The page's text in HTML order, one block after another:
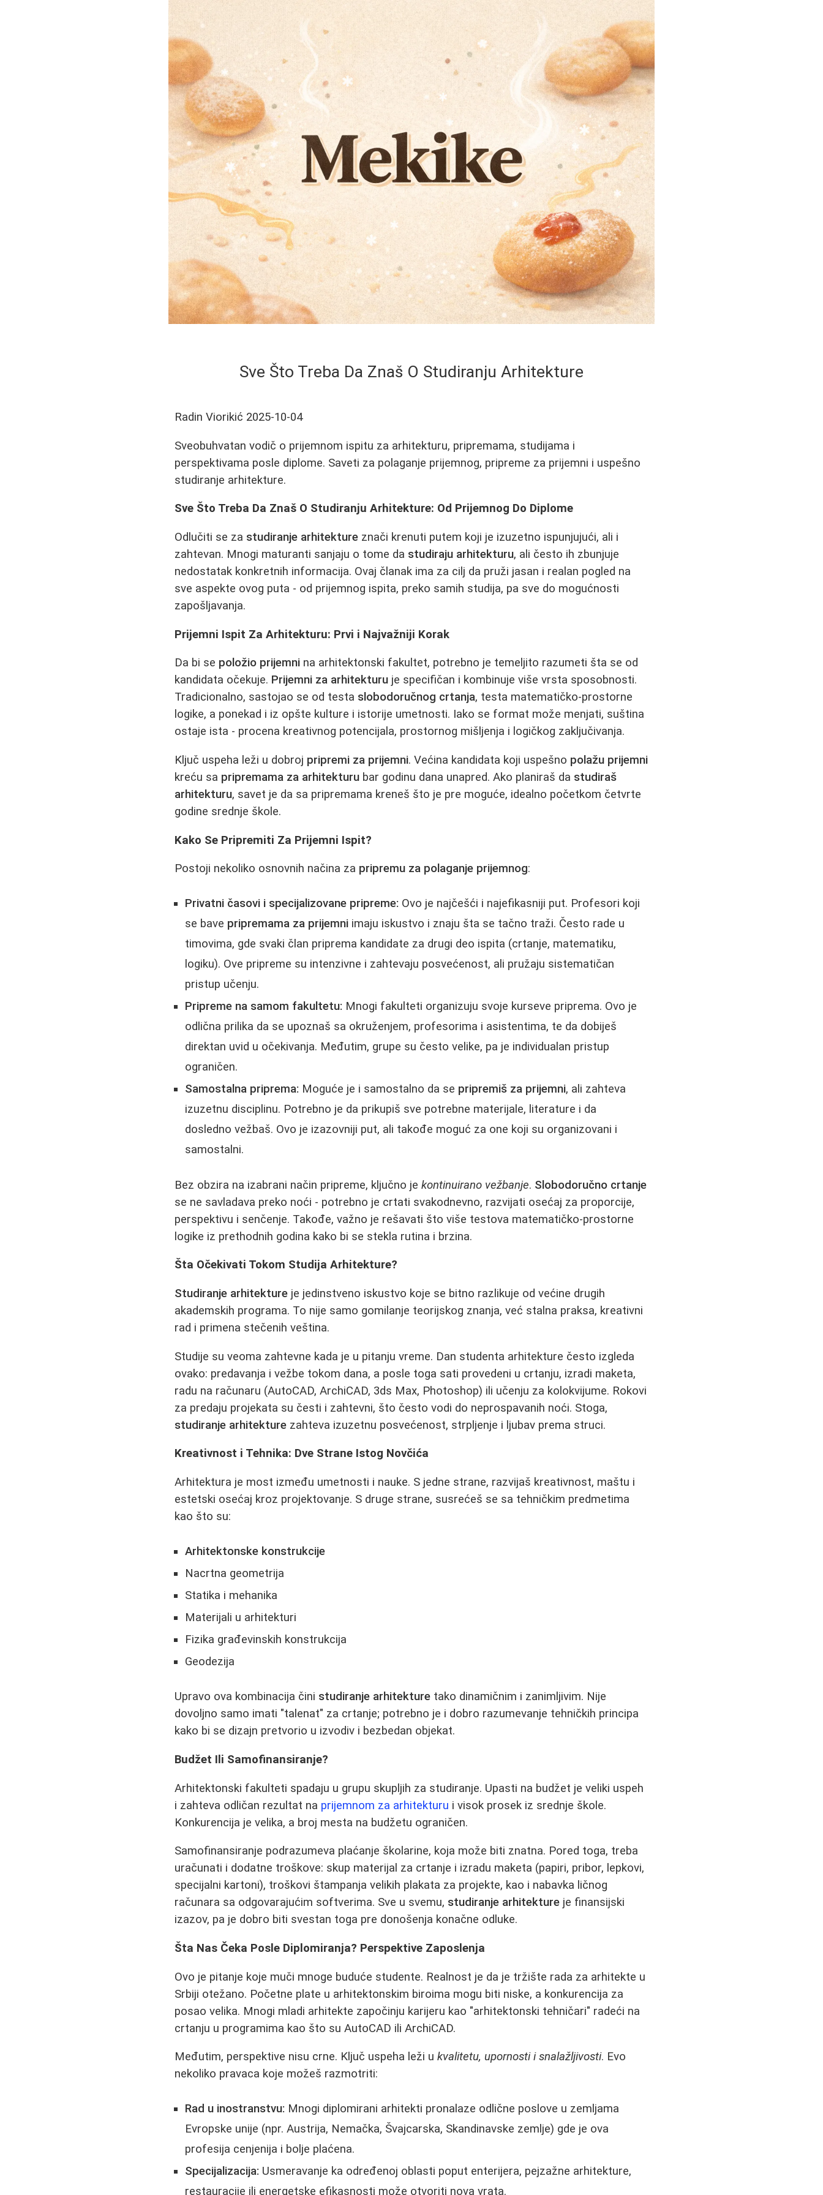
Sve Što Treba Da Znaš O Studiranju Arhitekture
Radin Viorikić 2025-10-04
Sveobuhvatan vodič o prijemnom ispitu za arhitekturu, pripremama, studijama i
perspektivama posle diplome. Saveti za polaganje prijemnog, pripreme za prijemni i uspešno
studiranje arhitekture.
Sve Što Treba Da Znaš O Studiranju Arhitekture: Od Prijemnog Do Diplome
Odlučiti se za studiranje arhitekture znači krenuti putem koji je izuzetno ispunjujući, ali i
zahtevan. Mnogi maturanti sanjaju o tome da studiraju arhitekturu, ali često ih zbunjuje
nedostatak konkretnih informacija. Ovaj članak ima za cilj da pruži jasan i realan pogled na
sve aspekte ovog puta - od prijemnog ispita, preko samih studija, pa sve do mogućnosti
zapošljavanja.
Prijemni Ispit Za Arhitekturu: Prvi i Najvažniji Korak
Da bi se položio prijemni na arhitektonski fakultet, potrebno je temeljito razumeti šta se od
kandidata očekuje. Prijemni za arhitekturu je specifičan i kombinuje više vrsta sposobnosti.
Tradicionalno, sastojao se od testa slobodoručnog crtanja, testa matematičko-prostorne
logike, a ponekad i iz opšte kulture i istorije umetnosti. Iako se format može menjati, suština
ostaje ista - procena kreativnog potencijala, prostornog mišljenja i logičkog zaključivanja.
Ključ uspeha leži u dobroj pripremi za prijemni. Većina kandidata koji uspešno polažu prijemni
kreću sa pripremama za arhitekturu bar godinu dana unapred. Ako planiraš da studiraš
arhitekturu, savet je da sa pripremama kreneš što je pre moguće, idealno početkom četvrte
godine srednje škole.
Kako Se Pripremiti Za Prijemni Ispit?
Postoji nekoliko osnovnih načina za pripremu za polaganje prijemnog:
Privatni časovi i specijalizovane pripreme: Ovo je najčešći i najefikasniji put. Profesori koji
se bave pripremama za prijemni imaju iskustvo i znaju šta se tačno traži. Često rade u
timovima, gde svaki član priprema kandidate za drugi deo ispita (crtanje, matematiku,
logiku). Ove pripreme su intenzivne i zahtevaju posvećenost, ali pružaju sistematičan
pristup učenju.
Pripreme na samom fakultetu: Mnogi fakulteti organizuju svoje kurseve priprema. Ovo je
odlična prilika da se upoznaš sa okruženjem, profesorima i asistentima, te da dobiješ
direktan uvid u očekivanja. Međutim, grupe su često velike, pa je individualan pristup
ograničen.
Samostalna priprema: Moguće je i samostalno da se pripremiš za prijemni, ali zahteva
izuzetnu disciplinu. Potrebno je da prikupiš sve potrebne materijale, literature i da
dosledno vežbaš. Ovo je izazovniji put, ali takođe moguć za one koji su organizovani i
samostalni.
Bez obzira na izabrani način pripreme, ključno jekontinuirano vežbanje. Slobodoručno crtanje
se ne savladava preko noći - potrebno je crtati svakodnevno, razvijati osećaj za proporcije,
perspektivu i senčenje. Takođe, važno je rešavati što više testova matematičko-prostorne
logike iz prethodnih godina kako bi se stekla rutina i brzina.
Šta Očekivati Tokom Studija Arhitekture?
Studiranje arhitekture je jedinstveno iskustvo koje se bitno razlikuje od većine drugih
akademskih programa. To nije samo gomilanje teorijskog znanja, već stalna praksa, kreativni
rad i primena stečenih veština.
Studije su veoma zahtevne kada je u pitanju vreme. Dan studenta arhitekture često izgleda
ovako: predavanja i vežbe tokom dana, a posle toga sati provedeni u crtanju, izradi maketa,
radu na računaru (AutoCAD, ArchiCAD, 3ds Max, Photoshop) ili učenju za kolokvijume. Rokovi
za predaju projekata su česti i zahtevni, što često vodi do neprospavanih noći. Stoga,
studiranje arhitekture zahteva izuzetnu posvećenost, strpljenje i ljubav prema struci.
Kreativnost i Tehnika: Dve Strane Istog Novčića
Arhitektura je most između umetnosti i nauke. S jedne strane, razvijaš kreativnost, maštu i
estetski osećaj kroz projektovanje. S druge strane, susrećeš se sa tehničkim predmetima
kao što su:
Arhitektonske konstrukcije
Nacrtna geometrija
Statika i mehanika
Materijali u arhitekturi
Fizika građevinskih konstrukcija
Geodezija
Upravo ova kombinacija čini studiranje arhitekture tako dinamičnim i zanimljivim. Nije
dovoljno samo imati "talenat" za crtanje; potrebno je i dobro razumevanje tehničkih principa
kako bi se dizajn pretvorio u izvodiv i bezbedan objekat.
Budžet Ili Samofinansiranje?
Arhitektonski fakulteti spadaju u grupu skupljih za studiranje. Upasti na budžet je veliki uspeh
i zahteva odličan rezultat na prijemnom za arhitekturu i visok prosek iz srednje škole.
Konkurencija je velika, a broj mesta na budžetu ograničen.
Samofinansiranje podrazumeva plaćanje školarine, koja može biti znatna. Pored toga, treba
uračunati i dodatne troškove: skup materijal za crtanje i izradu maketa (papiri, pribor, lepkovi,
specijalni kartoni), troškovi štampanja velikih plakata za projekte, kao i nabavka ličnog
računara sa odgovarajućim softverima. Sve u svemu, studiranje arhitekture je finansijski
izazov, pa je dobro biti svestan toga pre donošenja konačne odluke.
Šta Nas Čeka Posle Diplomiranja? Perspektive Zaposlenja
Ovo je pitanje koje muči mnoge buduće studente. Realnost je da je tržište rada za arhitekte u
Srbiji otežano. Početne plate u arhitektonskim biroima mogu biti niske, a konkurencija za
posao velika. Mnogi mladi arhitekte započinju karijeru kao "arhitektonski tehničari" radeći na
crtanju u programima kao što su AutoCAD ili ArchiCAD.
Međutim, perspektive nisu crne. Ključ uspeha leži ukvalitetu, upornosti i snalažljivosti. Evo
nekoliko pravaca koje možeš razmotriti:
Rad u inostranstvu: Mnogi diplomirani arhitekti pronalaze odlične poslove u zemljama
Evropske unije (npr. Austrija, Nemačka, Švajcarska, Skandinavske zemlje) gde je ova
profesija cenjenija i bolje plaćena.
Specijalizacija: Usmeravanje ka određenoj oblasti poput enterijera, pejzažne arhitekture,
restauracije ili energetske efikasnosti može otvoriti nova vrata.